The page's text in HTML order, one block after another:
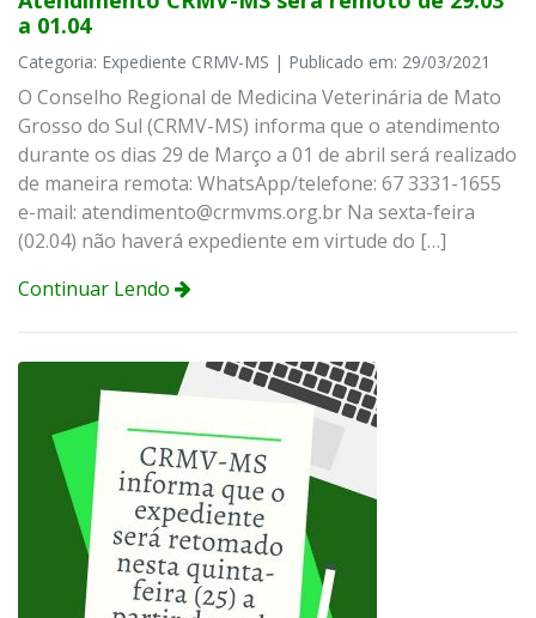
a 01.04
Categoria: Expediente CRMV-MS | Publicado em: 29/03/2021
O Conselho Regional de Medicina Veterinária de Mato
Grosso do Sul (CRMV-MS) informa que o atendimento
durante os dias 29 de Março a 01 de abril será realizado
de maneira remota: WhatsApp/telefone: 67 3331-1655
e-mail: atendimento@crmvms.org.br Na sexta-feira
(02.04) não haverá expediente em virtude do […]
Continuar Lendo